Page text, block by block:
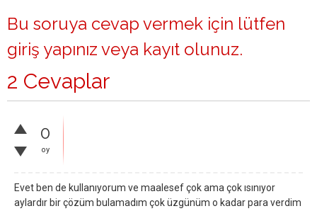
Bu soruya cevap vermek için lütfen
giriş yapınız veya kayıt olunuz.
2 Cevaplar
0
oy
Evet ben de kullanıyorum ve maalesef çok ama çok ısınıyor
aylardır bir çözüm bulamadım çok üzgünüm o kadar para verdim